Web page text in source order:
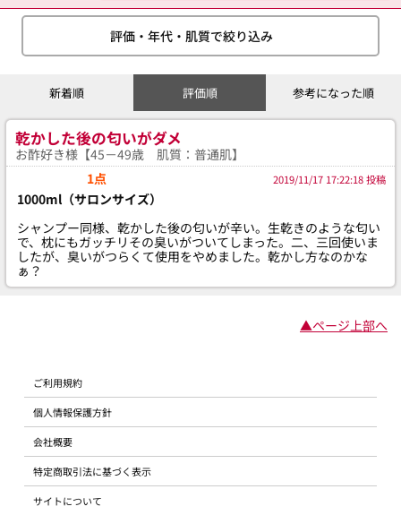
評価・年代・肌質で絞り込み
新着順 評価順 参考になった順
乾かした後の匂いがダメ
お酢好き様【45－49歳 肌質：普通肌】
1点
2019/11/17 17:22:18 投稿
1000ml（サロンサイズ）
シャンプー同様、乾かした後の匂いが辛い。生乾きのような匂い
で、枕にもガッチリその臭いがついてしまった。二、三回使いま
したが、臭いがつらくて使用をやめました。乾かし方なのかな
ぁ？
▲ページ上部へ
ご利用規約
個人情報保護方針
会社概要
特定商取引法に基づく表示
サイトについて